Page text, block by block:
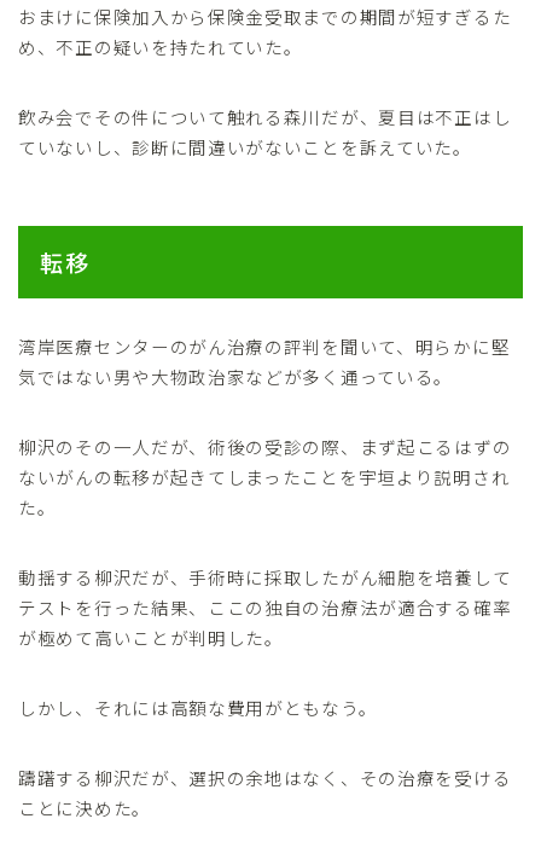
おまけに保険加入から保険金受取までの期間が短すぎるた
め、不正の疑いを持たれていた。
飲み会でその件について触れる森川だが、夏目は不正はし
ていないし、診断に間違いがないことを訴えていた。
転移
湾岸医療センターのがん治療の評判を聞いて、明らかに堅
気ではない男や大物政治家などが多く通っている。
柳沢のその一人だが、術後の受診の際、まず起こるはずの
ないがんの転移が起きてしまったことを宇垣より説明され
た。
動揺する柳沢だが、手術時に採取したがん細胞を培養して
テストを行った結果、ここの独自の治療法が適合する確率
が極めて高いことが判明した。
しかし、それには高額な費用がともなう。
躊躇する柳沢だが、選択の余地はなく、その治療を受ける
ことに決めた。